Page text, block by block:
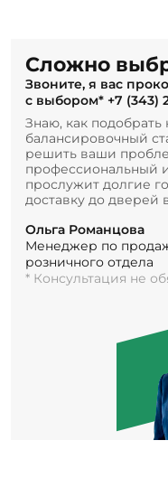
Сложно
Звоните, я вас
с выбором* +7 (343)
Знаю, как
балансировочный
решить ваши
профессиональный
прослужит долгие
доставку до дверей
Ольга Романцова
Менеджер по
розничного отдела
* Консультация не